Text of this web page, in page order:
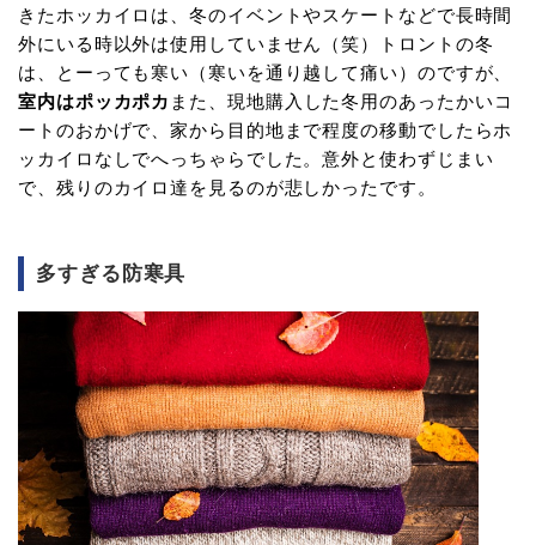
きたホッカイロは、冬のイベントやスケートなどで長時間
外にいる時以外は使用していません（笑）トロントの冬
は、とーっても寒い（寒いを通り越して痛い）のですが、
室内はポッカポカ また、現地購入した冬用のあったかいコ
ートのおかげで、家から目的地まで程度の移動でしたらホ
ッカイロなしでへっちゃらでした。意外と使わずじまい
で、残りのカイロ達を見るのが悲しかったです。
多すぎる防寒具